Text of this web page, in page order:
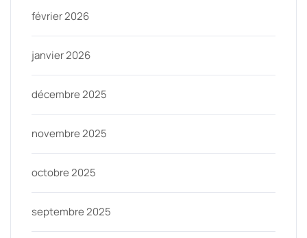
février 2026
janvier 2026
décembre 2025
novembre 2025
octobre 2025
septembre 2025